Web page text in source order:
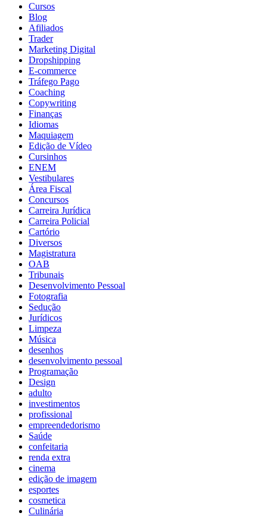
Cursos
Blog
Afiliados
Trader
Marketing Digital
Dropshipping
E-commerce
Tráfego Pago
Coaching
Copywriting
Finanças
Idiomas
Maquiagem
Edição de Vídeo
Cursinhos
ENEM
Vestibulares
Área Fiscal
Concursos
Carreira Jurídica
Carreira Policial
Cartório
Diversos
Magistratura
OAB
Tribunais
Desenvolvimento Pessoal
Fotografia
Sedução
Jurídicos
Limpeza
Música
desenhos
desenvolvimento pessoal
Programação
Design
adulto
investimentos
profissional
empreendedorismo
Saúde
confeitaria
renda extra
cinema
edição de imagem
esportes
cosmetica
Culinária